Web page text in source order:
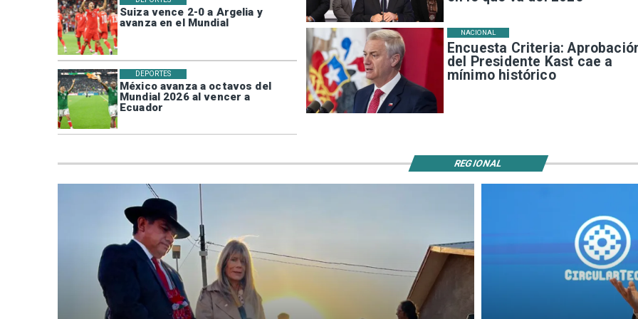
Suiza vence 2-0 a Argelia y
avanza en el Mundial
México avanza a octavos del
Mundial 2026 al vencer a
Ecuador
DEPORTES
Encuesta Criteria:
del Presidente Kast cae a
mínimo histórico
NACIONAL
REGIONAL